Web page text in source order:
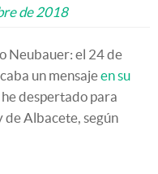
de 2018
Neubauer: el 24 de
un mensajeen su
despertado para
de Albacete, según